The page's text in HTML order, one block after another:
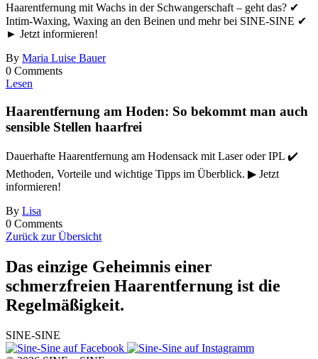
Haarentfernung mit Wachs in der Schwangerschaft – geht das? ✔
Intim-Waxing, Waxing an den Beinen und mehr bei SINE-SINE ✔
► Jetzt informieren!
By Maria Luise Bauer
0 Comments
Lesen
Haarentfernung am Hoden: So bekommt man auch
sensible Stellen haarfrei
Dauerhafte Haarentfernung am Hodensack mit Laser oder IPL ✔️
Methoden, Vorteile und wichtige Tipps im Überblick. ▶ Jetzt
informieren!
By Lisa
0 Comments
Zurück zur Übersicht
Das einzige Geheimnis einer
schmerzfreien Haarentfernung ist die
Regelmäßigkeit.
SINE-SINE